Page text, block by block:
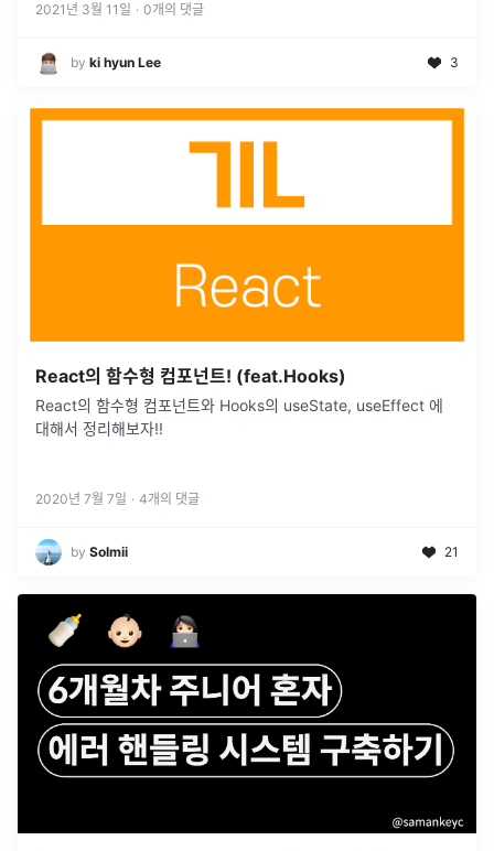
2021년 3월 11일 · 0개의 댓글
by ki hyun Lee 3
React의 함수형 컴포넌트! (feat.Hooks)
React의 함수형 컴포넌트와 Hooks의 useState, useEffect 에
대해서 정리해보자!!
2020년 7월 7일 · 4개의 댓글
by Solmii 21